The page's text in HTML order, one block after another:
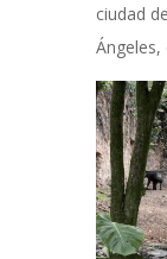
ciudad
Ángeles,